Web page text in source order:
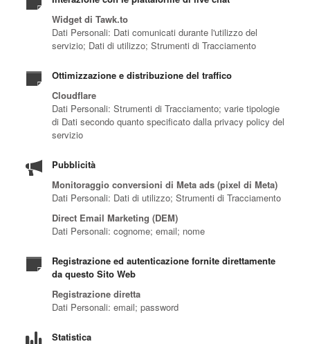
Widget di Tawk.to
Dati Personali: Dati comunicati durante l'utilizzo del
servizio; Dati di utilizzo; Strumenti di Tracciamento
Ottimizzazione e distribuzione del traffico
Cloudflare
Dati Personali: Strumenti di Tracciamento; varie tipologie
di Dati secondo quanto specificato dalla privacy policy del
servizio
Pubblicità
Monitoraggio conversioni di Meta ads (pixel di Meta)
Dati Personali: Dati di utilizzo; Strumenti di Tracciamento
Direct Email Marketing (DEM)
Dati Personali: cognome; email; nome
Registrazione ed autenticazione fornite direttamente
da questo Sito Web
Registrazione diretta
Dati Personali: email; password
Statistica